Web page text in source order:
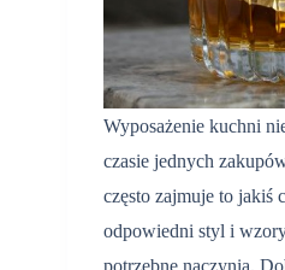
Wyposażenie kuchni
czasie jednych
często zajmuje to jakiś
odpowiedni styl i